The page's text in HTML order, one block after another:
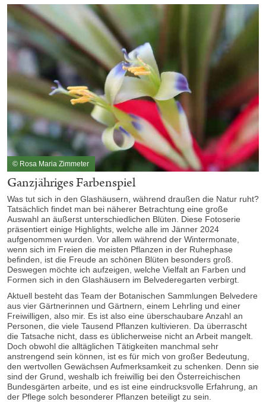
© Rosa Maria Zimmeter
Ganzjähriges Farbenspiel
Was tut sich in den Glashäusern, während draußen die Natur ruht?
Tatsächlich findet man bei näherer Betrachtung eine große
Auswahl an äußerst unterschiedlichen Blüten. Diese Fotoserie
präsentiert einige Highlights, welche alle im Jänner 2024
aufgenommen wurden. Vor allem während der Wintermonate,
wenn sich im Freien die meisten Pflanzen in der Ruhephase
befinden, ist die Freude an schönen Blüten besonders groß.
Deswegen möchte ich aufzeigen, welche Vielfalt an Farben und
Formen sich in den Glashäusern im Belvederegarten verbirgt.
Aktuell besteht das Team der Botanischen Sammlungen Belvedere
aus vier Gärtnerinnen und Gärtnern, einem Lehrling und einer
Freiwilligen, also mir. Es ist also eine überschaubare Anzahl an
Personen, die viele Tausend Pflanzen kultivieren. Da überrascht
die Tatsache nicht, dass es üblicherweise nicht an Arbeit mangelt.
Doch obwohl die alltäglichen Tätigkeiten manchmal sehr
anstrengend sein können, ist es für mich von großer Bedeutung,
den wertvollen Gewächsen Aufmerksamkeit zu schenken. Denn sie
sind der Grund, weshalb ich freiwillig bei den Österreichischen
Bundesgärten arbeite, und es ist eine eindrucksvolle Erfahrung, an
der Pflege solch besonderer Pflanzen beteiligt zu sein.